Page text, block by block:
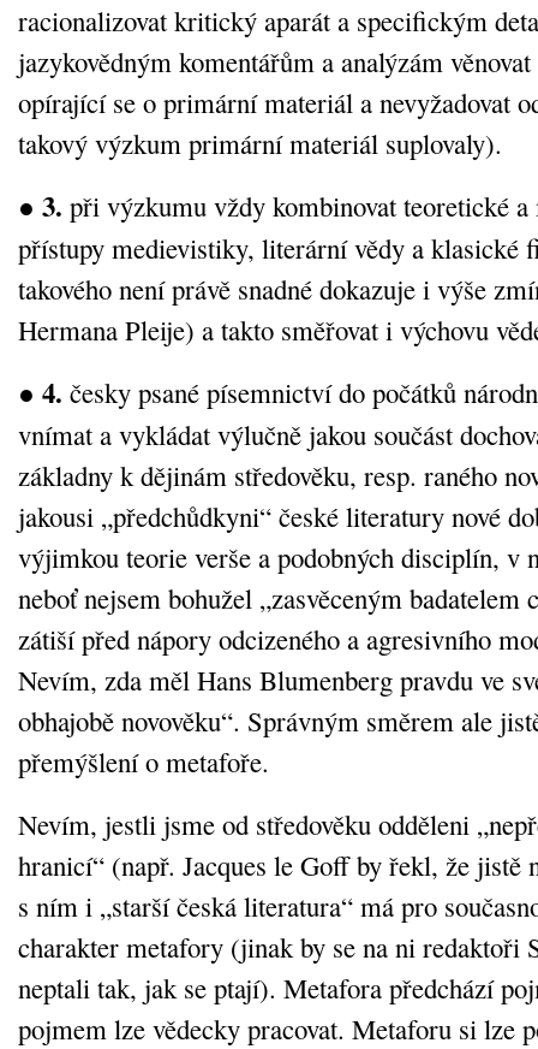
racionalizovat kritický aparát a specifickým
jazykovědným komentářům a analýzám
opírající se o primární materiál a nevyžadovat
takový výzkum primární materiál suplovaly).
● 3. při výzkumu vždy kombinovat teoretické a
přístupy medievistiky, literární vědy a klasické
takového není právě snadné dokazuje i výše
Hermana Pleije) a takto směřovat i výchovu
● 4. česky psané písemnictví do počátků
vnímat a vykládat výlučně jakou součást
základny k dějinám středověku, resp. raného
jakousi „předchůdkyni“ české literatury nové
výjimkou teorie verše a podobných disciplín, v
neboť nejsem bohužel „zasvěceným badatelem
zátiší před nápory odcizeného a agresivního
Nevím, zda měl Hans Blumenberg pravdu ve
obhajobě novověku“. Správným směrem ale
přemýšlení o metafoře.
Nevím, jestli jsme od středověku odděleni
hranicí“ (např. Jacques le Goff by řekl, že jistě
s ním i „starší česká literatura“ má pro
charakter metafory (jinak by se na ni redaktoři
neptali tak, jak se ptají). Metafora předchází
pojmem lze vědecky pracovat. Metaforu si lze